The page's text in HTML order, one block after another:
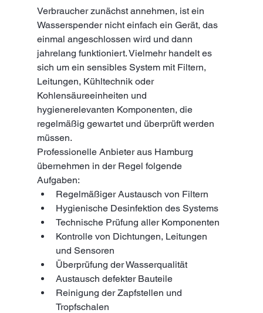
Verbraucher zunächst annehmen, ist ein
Wasserspender nicht einfach ein Gerät, das
einmal angeschlossen wird und dann
jahrelang funktioniert. Vielmehr handelt es
sich um ein sensibles System mit Filtern,
Leitungen, Kühltechnik oder
Kohlensäureeinheiten und
hygienerelevanten Komponenten, die
regelmäßig gewartet und überprüft werden
müssen.
Professionelle Anbieter aus Hamburg
übernehmen in der Regel folgende
Aufgaben:
Regelmäßiger Austausch von Filtern
Hygienische Desinfektion des Systems
Technische Prüfung aller Komponenten
Kontrolle von Dichtungen, Leitungen
und Sensoren
Überprüfung der Wasserqualität
Austausch defekter Bauteile
Reinigung der Zapfstellen und
Tropfschalen